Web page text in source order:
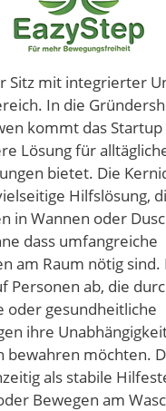
Sitz mit integrierter
In die
kommt das Startup
Lösung für
bietet. Die
Hilfslösung,
in Wannen oder
dass umfangreiche
am Raum nötig sind.
Personen ab, die
oder gesundheitliche
ihre
bewahren möchten.
als stabile
Bewegen am